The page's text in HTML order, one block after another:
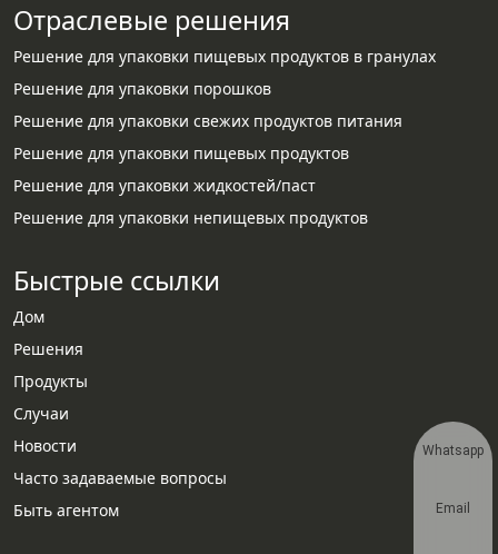
Отраслевые решения
Решение для упаковки пищевых продуктов в гранулах
Решение для упаковки порошков
Решение для упаковки свежих продуктов питания
Решение для упаковки пищевых продуктов
Решение для упаковки жидкостей/паст
Решение для упаковки непищевых продуктов
Быстрые ссылки
Дом
Решения
Продукты
Случаи
Новости
Часто задаваемые вопросы
Быть агентом
Whatsapp
Email